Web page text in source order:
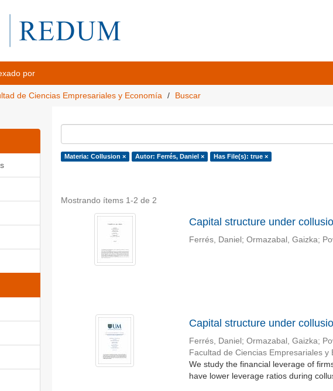
por
de Ciencias Empresariales y Economía Buscar
Materia: Collusion × Autor: Ferrés, Daniel × Has File(s): true ×
Mostrando ítems 1-2 de 2
Capital structure under
Ferrés, Daniel ; Ormazabal, Gaizka;
Capital structure under
Ferrés, Daniel ; Ormazabal, Gaizka;
Facultad de Ciencias Empresariales
We study the financial leverage of
have lower leverage ratios during